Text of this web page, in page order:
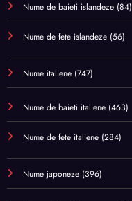
Nume de baieti islandeze (84)
Nume de fete islandeze (56)
Nume italiene (747)
Nume de baieti italiene (463)
Nume de fete italiene (284)
Nume japoneze (396)